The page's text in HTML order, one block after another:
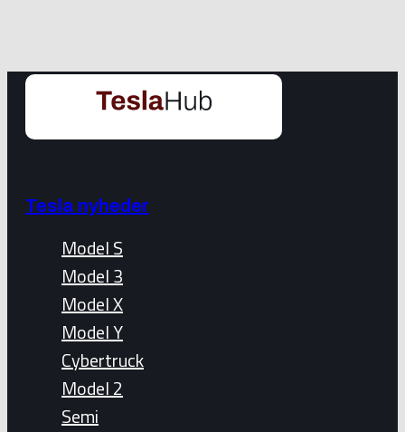
Tesla nyheder
Model S
Model 3
Model X
Model Y
Cybertruck
Model 2
Semi